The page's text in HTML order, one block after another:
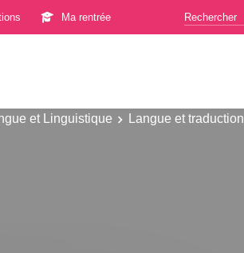
Ma rentrée
et Linguistique Langue et traduction